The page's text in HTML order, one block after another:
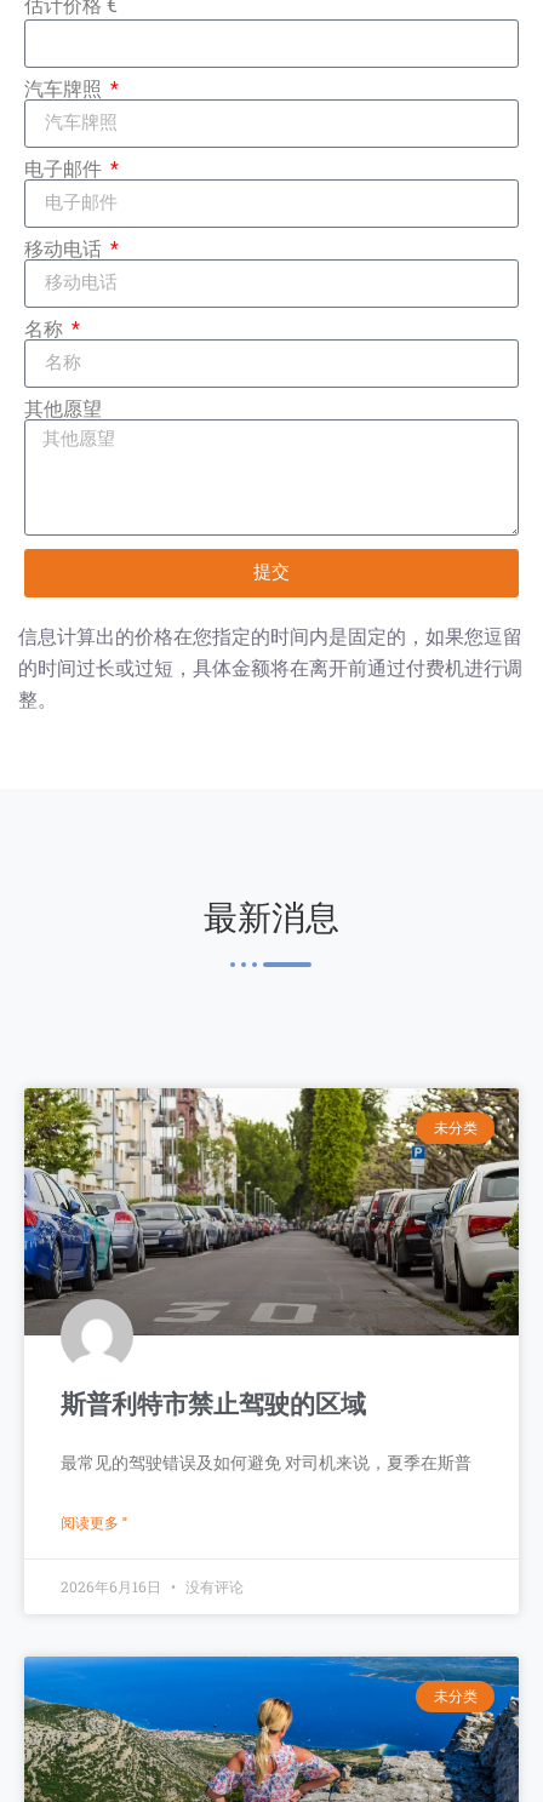
估计价格 €
汽车牌照
电子邮件
移动电话
名称
其他愿望
提交
信息计算出的价格在您指定的时间内是固定的，如果您逗留
的时间过长或过短，具体金额将在离开前通过付费机进行调
整。
最新消息
未分类
斯普利特市禁止驾驶的区域
最常见的驾驶错误及如何避免 对司机来说，夏季在斯普
阅读更多 "
2026年6月16日 没有评论
未分类